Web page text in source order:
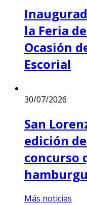
la Feria
Ocasión
Escorial
30/07/2026
San
edición
concurso
Más noticias